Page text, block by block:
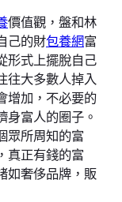
價值觀，盤和林
己的財包養網富
形式上擺脫自己
往大多數人掉入
增加，不必要的
身富人的圈子。
眾所周知的富
真正有錢的富
如奢侈品牌，販